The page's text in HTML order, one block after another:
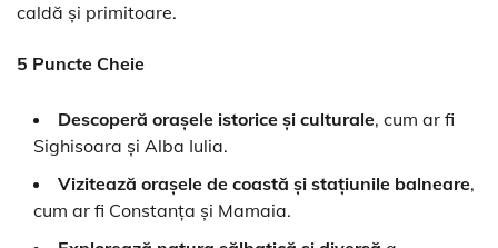
caldă și primitoare.
5 Puncte Cheie
Descoperă orașele istorice și culturale, cum ar fi
Sighisoara și Alba Iulia.
Vizitează orașele de coastă și stațiunile balneare,
cum ar fi Constanța și Mamaia.